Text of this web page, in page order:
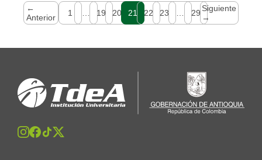
←
Anterior
1 19 20 21 22 23 29 Siguiente
→